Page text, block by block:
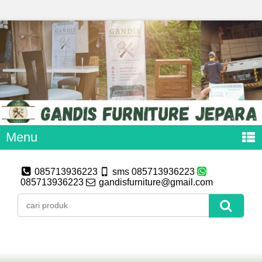
Menu
085713936223
sms 085713936223
085713936223
gandisfurniture@gmail.com